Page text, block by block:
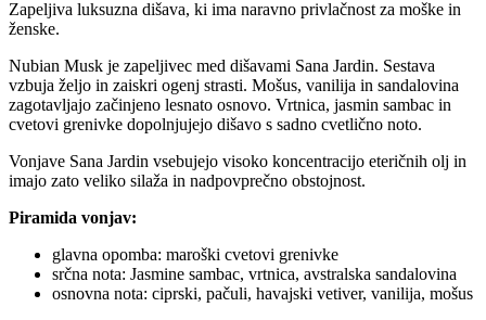
Zapeljiva luksuzna dišava, ki ima naravno privlačnost za moške in
ženske.
Nubian Musk je zapeljivec med dišavami Sana Jardin. Sestava
vzbuja željo in zaiskri ogenj strasti. Mošus, vanilija in sandalovina
zagotavljajo začinjeno lesnato osnovo. Vrtnica, jasmin sambac in
cvetovi grenivke dopolnjujejo dišavo s sadno cvetlično noto.
Vonjave Sana Jardin vsebujejo visoko koncentracijo eteričnih olj in
imajo zato veliko silaža in nadpovprečno obstojnost.
Piramida vonjav:
glavna opomba: maroški cvetovi grenivke
srčna nota: Jasmine sambac, vrtnica, avstralska sandalovina
osnovna nota: ciprski, pačuli, havajski vetiver, vanilija, mošus